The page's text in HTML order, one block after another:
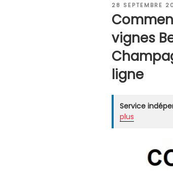
PUBLIÉ
LE
28 SEPTEMBRE
vignes
ligne
Service
plus